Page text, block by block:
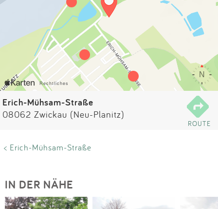
Partner
Kontakt
Impressum
Anmelden
Erich-Mühsam-Straße
08062 Zwickau (Neu-Planitz)
ROUTE
< Erich-Mühsam-Straße
IN DER NÄHE